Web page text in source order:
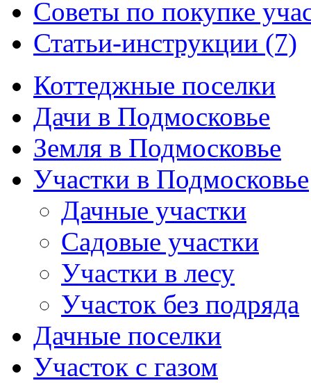
Советы по покупке
Статьи-инструкции (7)
Коттеджные поселки
Дачи в Подмосковье
Земля в Подмосковье
Участки в Подмосковье
Дачные участки
Садовые участки
Участки в лесу
Участок без подряда
Дачные поселки
Участок с газом